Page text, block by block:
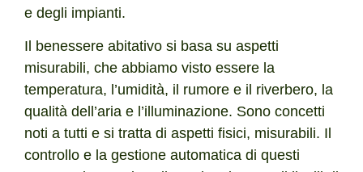
e degli impianti.
Il benessere abitativo si basa su aspetti
misurabili, che abbiamo visto essere la
temperatura, l’umidità, il rumore e il riverbero, la
qualità dell’aria e l’illuminazione. Sono concetti
noti a tutti e si tratta di aspetti fisici, misurabili. Il
controllo e la gestione automatica di questi